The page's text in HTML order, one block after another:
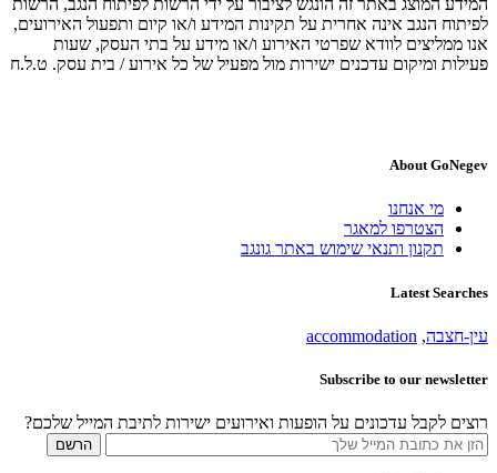
המידע המוצג באתר זה הונגש לציבור על ידי הרשות לפיתוח הנגב, הרשות
לפיתוח הנגב אינה אחרית על תקינות המידע ו/או קיום ותפעול האירועים,
אנו ממליצים לוודא שפרטי האירוע ו/או מידע על בתי העסק, שעות
פעילות ומיקום עדכנים ישירות מול מפעיל של כל אירוע / בית עסק. ט.ל.ח
About GoNegev
מי אנחנו
הצטרפו למאגר
תקנון ותנאי שימוש באתר גונגב
Latest Searches
עין-חצבה,
accommodation
Subscribe to our newsletter
רוצים לקבל עדכונים על הופעות ואירועים ישירות לתיבת המייל שלכם?